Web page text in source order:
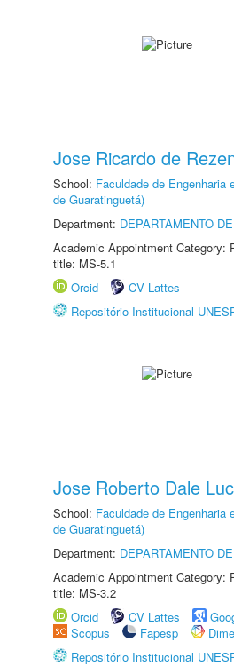
Jose Ricardo de
School: Faculdade de Engenharia
de Guaratinguetá)
Department: DEPARTAMENTO
Academic Appointment Category:
title: MS-5.1
Orcid
CV Lattes
Repositório Institucional
Jose Roberto Dale
School: Faculdade de Engenharia
de Guaratinguetá)
Department: DEPARTAMENTO
Academic Appointment Category:
title: MS-3.2
Orcid
CV Lattes
Scopus
Fapesp
Repositório Institucional